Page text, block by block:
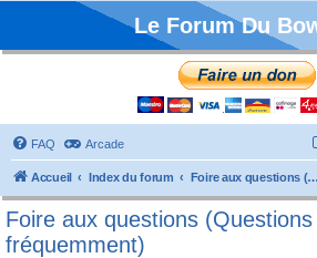
Le Forum Du
FAQ Arcade
Accueil Index du forum Foire aux questions (Questions posées fréquemment)
Foire aux questions
fréquemment)